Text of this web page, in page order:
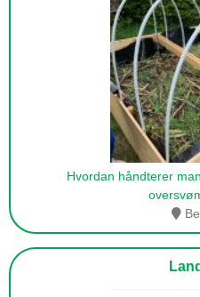
Hvordan håndterer